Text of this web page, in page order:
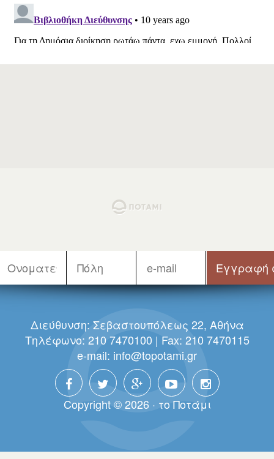
Διεύθυνση: Σεβαστουπόλεως 22, Αθήνα
Τηλέφωνο: 210 7470100 | Fax: 210 7470115
e-mail: info@topotami.gr
Copyright © 2026 · τo Πoτάμι